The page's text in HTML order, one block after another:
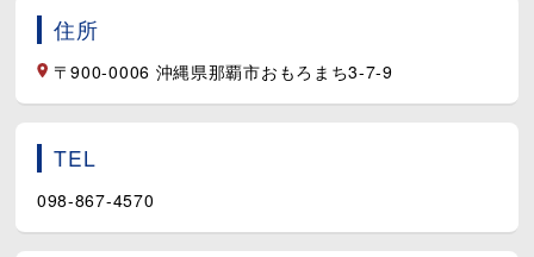
住所
〒900-0006 沖縄県那覇市おもろまち3-7-9
TEL
098-867-4570